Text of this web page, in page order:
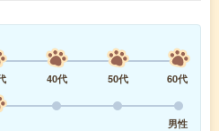
40代 50代
60代
男性